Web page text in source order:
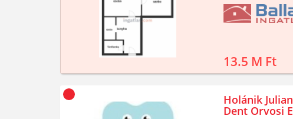
13.5 M Ft
Holánik
Dent Orvosi